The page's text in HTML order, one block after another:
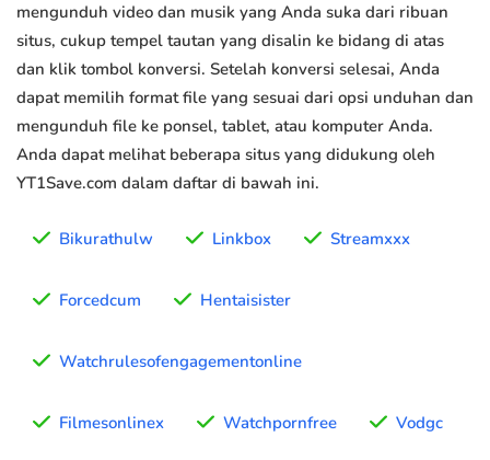
mengunduh video dan musik yang Anda suka dari ribuan
situs, cukup tempel tautan yang disalin ke bidang di atas
dan klik tombol konversi. Setelah konversi selesai, Anda
dapat memilih format file yang sesuai dari opsi unduhan dan
mengunduh file ke ponsel, tablet, atau komputer Anda.
Anda dapat melihat beberapa situs yang didukung oleh
YT1Save.com dalam daftar di bawah ini.
Bikurathulw Linkbox Streamxxx
Forcedcum Hentaisister
Watchrulesofengagementonline
Filmesonlinex Watchpornfree Vodgc